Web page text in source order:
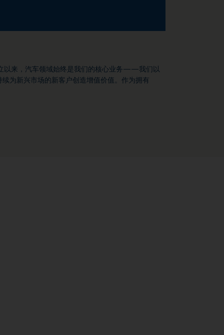
以来，汽车领域始终是我们的核心业务——我们以
为新兴市场的新客户创造增值价值。作为拥有